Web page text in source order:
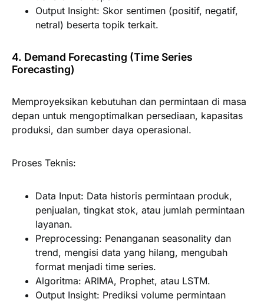
Output Insight: Skor sentimen (positif, negatif,
netral) beserta topik terkait.
4. Demand Forecasting (Time Series
Forecasting)
Memproyeksikan kebutuhan dan permintaan di masa
depan untuk mengoptimalkan persediaan, kapasitas
produksi, dan sumber daya operasional.
Proses Teknis:
Data Input: Data historis permintaan produk,
penjualan, tingkat stok, atau jumlah permintaan
layanan.
Preprocessing: Penanganan seasonality dan
trend, mengisi data yang hilang, mengubah
format menjadi time series.
Algoritma: ARIMA, Prophet, atau LSTM.
Output Insight: Prediksi volume permintaan